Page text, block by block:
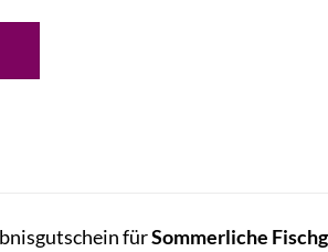
fürSommerliche